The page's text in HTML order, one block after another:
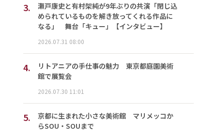
3.
瀬戸康史と有村架純が9年ぶりの共演「閉じ込
められているものを解き放ってくれる作品に
なる」 舞台「キュー」【インタビュー】
2026.07.31 08:00
4.
リトアニアの手仕事の魅力 東京都庭園美術
館で展覧会
2026.07.30 11:01
5.
京都に生まれた小さな美術館 マリメッコか
らSOU・SOUまで